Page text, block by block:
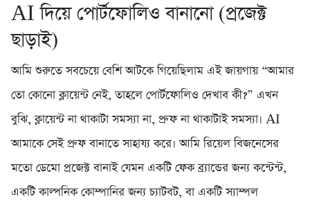
AI দিয়ে পোর্টফোলিও বানানো (প্রজেক্ট
ছাড়াই)
আমি শুরুতে সবচেয়ে বেশি আটকে গিয়েছিলাম এই জায়গায় “আমার
তো কোনো ক্লায়েন্ট নেই, তাহলে পোর্টফোলিও দেখাব কী?” এখন
বুঝি, ক্লায়েন্ট না থাকাটা সমস্যা না, প্রুফ না থাকাটাই সমস্যা। AI
আমাকে সেই প্রুফ বানাতে সাহায্য করে। আমি রিয়েল বিজনেসের
মতো ডেমো প্রজেক্ট বানাই যেমন একটি ফেক ব্র্যান্ডের জন্য কন্টেন্ট,
একটি কাল্পনিক কোম্পানির জন্য চ্যাটবট, বা একটি স্যাম্পল